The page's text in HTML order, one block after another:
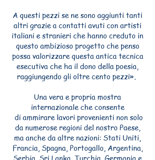
A questi pezzi se ne sono aggiunti tanti
altri grazie a contatti avuti con artisti
italiani e stranieri che hanno creduto in
questo ambizioso progetto che penso
possa valorizzare questa antica tecnica
esecutiva che ha il dono della poesia,
raggiungendo gli oltre cento pezzi».
Una vera e propria mostra
internazionale che consente
di ammirare lavori provenienti non solo
da numerose regioni del nostro Paese,
ma anche da altre nazioni: Stati Uniti,
Francia, Spagna, Portogallo, Argentina,
Serbia, Sri Lanka, Turchia, Germania e